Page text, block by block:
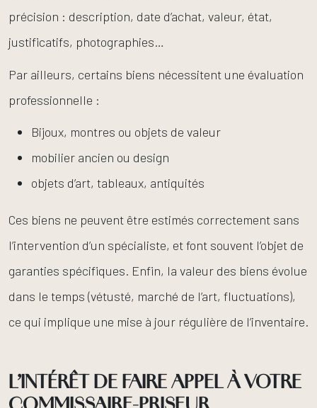
précision : description, date d’achat, valeur, état,
justificatifs, photographies…
Par ailleurs, certains biens nécessitent une évaluation
professionnelle :
Bijoux, montres ou objets de valeur
mobilier ancien ou design
objets d’art, tableaux, antiquités
Ces biens ne peuvent être estimés correctement sans
l’intervention d’un spécialiste, et font souvent l’objet de
garanties spécifiques. Enfin, la valeur des biens évolue
dans le temps (vétusté, marché de l’art, fluctuations),
ce qui implique une mise à jour régulière de l’inventaire.
L’INTÉRÊT DE FAIRE APPEL À VOTRE